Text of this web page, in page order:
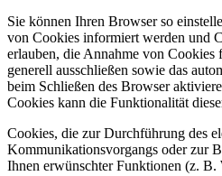
Sie können Ihren Browser so
von Cookies informiert werden und
erlauben, die Annahme von Cookies
generell ausschließen sowie das
beim Schließen des Browser
Cookies kann die Funktionalität
Cookies, die zur Durchführung des
Kommunikationsvorgangs oder zur
Ihnen erwünschter Funktionen (z.